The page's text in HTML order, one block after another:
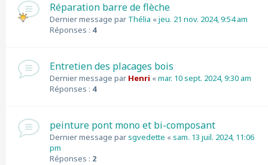
Réparation barre de flèche
Dernier message par Thélia «jeu. 21 nov. 2024, 9:54 am
Réponses : 4
Entretien des placages bois
Dernier message par Henri «mar. 10 sept. 2024, 9:30 am
Réponses : 4
peinture pont mono et bi-composant
Dernier message parsgvedette «sam. 13 juil. 2024, 11:06
pm
Réponses : 2